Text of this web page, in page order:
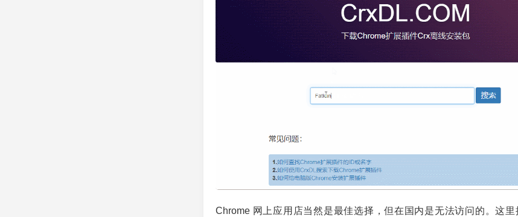
Chrome 网上应用店当然是最佳选择，但在国内是无法访问的。这